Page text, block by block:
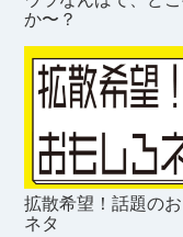
か〜？
拡散希望！話題の
ネタ